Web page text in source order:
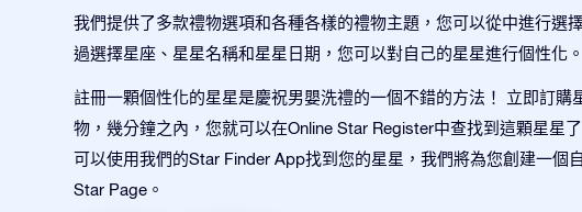
我們提供了多款禮物選項和各種各樣的禮物主題，您可以從中進行選
過選擇星座、星星名稱和星星日期，您可以對自己的星星進行個性化。
註冊一顆個性化的星星是慶祝男嬰洗禮的一個不錯的方法！ 立即訂購
物，幾分鐘之內，您就可以在Online Star Register中查找到這顆星星
可以使用我們的Star Finder App找到您的星星，我們將為您創建一個
Star Page。